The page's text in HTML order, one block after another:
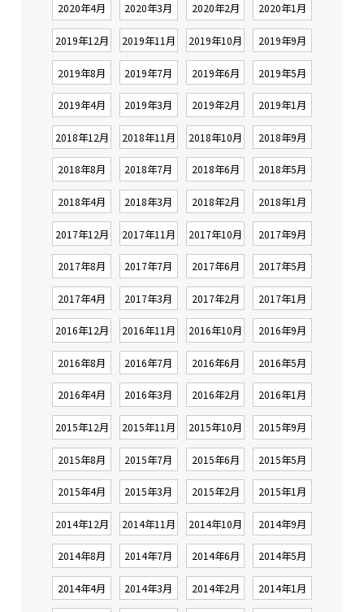
2020年4月 2020年3月 2020年2月 2020年1月
2019年12月 2019年11月 2019年10月 2019年9月
2019年8月 2019年7月 2019年6月 2019年5月
2019年4月 2019年3月 2019年2月 2019年1月
2018年12月 2018年11月 2018年10月 2018年9月
2018年8月 2018年7月 2018年6月 2018年5月
2018年4月 2018年3月 2018年2月 2018年1月
2017年12月 2017年11月 2017年10月 2017年9月
2017年8月 2017年7月 2017年6月 2017年5月
2017年4月 2017年3月 2017年2月 2017年1月
2016年12月 2016年11月 2016年10月 2016年9月
2016年8月 2016年7月 2016年6月 2016年5月
2016年4月 2016年3月 2016年2月 2016年1月
2015年12月 2015年11月 2015年10月 2015年9月
2015年8月 2015年7月 2015年6月 2015年5月
2015年4月 2015年3月 2015年2月 2015年1月
2014年12月 2014年11月 2014年10月 2014年9月
2014年8月 2014年7月 2014年6月 2014年5月
2014年4月 2014年3月 2014年2月 2014年1月